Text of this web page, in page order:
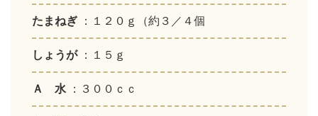
たまねぎ ：１２０ｇ（約３／４個
しょうが ：１５ｇ
Ａ 水 ：３００ｃｃ